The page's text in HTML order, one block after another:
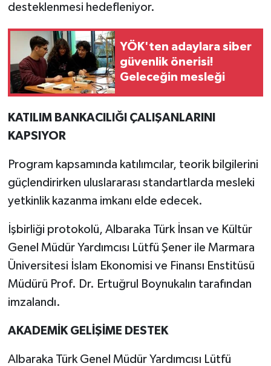
desteklenmesi hedefleniyor.
YÖK'ten adaylara siber
güvenlik önerisi!
Geleceğin mesleği
KATILIM BANKACILIĞI ÇALIŞANLARINI
KAPSIYOR
Program kapsamında katılımcılar, teorik bilgilerini
güçlendirirken uluslararası standartlarda mesleki
yetkinlik kazanma imkanı elde edecek.
İşbirliği protokolü, Albaraka Türk İnsan ve Kültür
Genel Müdür Yardımcısı Lütfü Şener ile Marmara
Üniversitesi İslam Ekonomisi ve Finansı Enstitüsü
Müdürü Prof. Dr. Ertuğrul Boynukalın tarafından
imzalandı.
AKADEMİK GELİŞİME DESTEK
Albaraka Türk Genel Müdür Yardımcısı Lütfü
Kültür Sanat
Kütahya
Magazin
Otomobil
Politika
Sağlık
Şaphane